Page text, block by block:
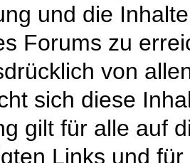
und die
Forums zu
von
sich diese
gilt für alle auf
Links und